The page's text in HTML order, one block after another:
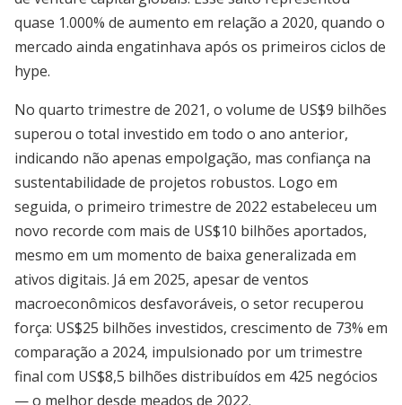
quase 1.000% de aumento em relação a 2020, quando o
mercado ainda engatinhava após os primeiros ciclos de
hype.
No quarto trimestre de 2021, o volume de US$9 bilhões
superou o total investido em todo o ano anterior,
indicando não apenas empolgação, mas confiança na
sustentabilidade de projetos robustos. Logo em
seguida, o primeiro trimestre de 2022 estabeleceu um
novo recorde com mais de US$10 bilhões aportados,
mesmo em um momento de baixa generalizada em
ativos digitais. Já em 2025, apesar de ventos
macroeconômicos desfavoráveis, o setor recuperou
força: US$25 bilhões investidos, crescimento de 73% em
comparação a 2024, impulsionado por um trimestre
final com US$8,5 bilhões distribuídos em 425 negócios
— o melhor desde meados de 2022.